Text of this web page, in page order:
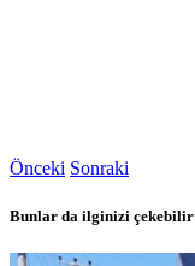
Önceki Sonraki
Bunlar da ilginizi çekebilir